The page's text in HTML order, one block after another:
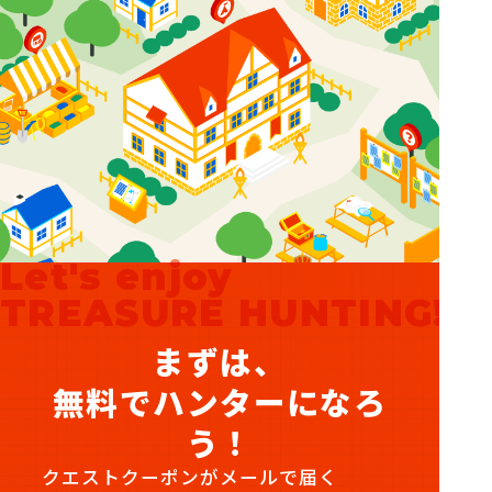
Let's enjoy
TREASURE HUNTING!
まずは、
無料でハンターになろ
う！
クエストクーポンがメールで届く